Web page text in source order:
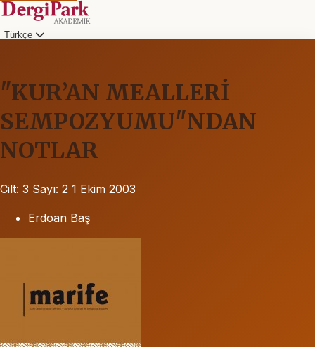
Türkçe
"KUR’AN MEALLERİ
SEMPOZYUMU"NDAN
NOTLAR
Cilt: 3 Sayı: 2 1 Ekim 2003
Erdoan Baş